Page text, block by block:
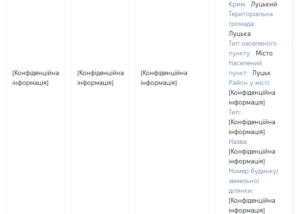
[Конфіденційна
інформація]
[Конфіденційна
інформація]
[Конфіденційна
інформація]
Крим:
Луцький
Територіальна
громада:
Луцька
Тип населеного
пункту:
Місто
Населений
пункт:
Луцьк
Район у місті:
[Конфіденційна
інформація]
Тип:
[Конфіденційна
інформація]
Назва:
[Конфіденційна
інформація]
Номер будинку/
земельної
ділянки:
[Конфіденційна
інформація]